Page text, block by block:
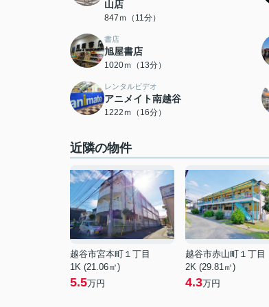
山店
847ｍ（11分）
書店
旭屋書店
1020ｍ（13分）
レンタルビデオ
アニメイト南越谷
1222ｍ（16分）
近隣の物件
越谷市宮本町１丁目
1K (21.06㎡)
5.5万円
越谷市赤山町１丁目
2K (29.81㎡)
4.3万円